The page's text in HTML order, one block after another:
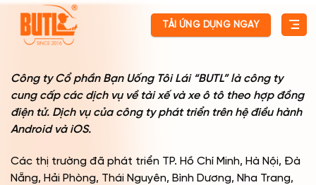
content
TẢI ỨNG DỤNG NGAY
Công ty Cổ phần Bạn Uống Tôi Lái “BUTL” là công ty
cung cấp các dịch vụ về tài xế và xe ô tô theo hợp đồng
điện tử. Dịch vụ của công ty phát triển trên hệ điều hành
Android và iOS.
Các thị trường đã phát triển TP. Hồ Chí Minh, Hà Nội, Đà
Nẵng, Hải Phòng, Thái Nguyên, Bình Dương, Nha Trang,